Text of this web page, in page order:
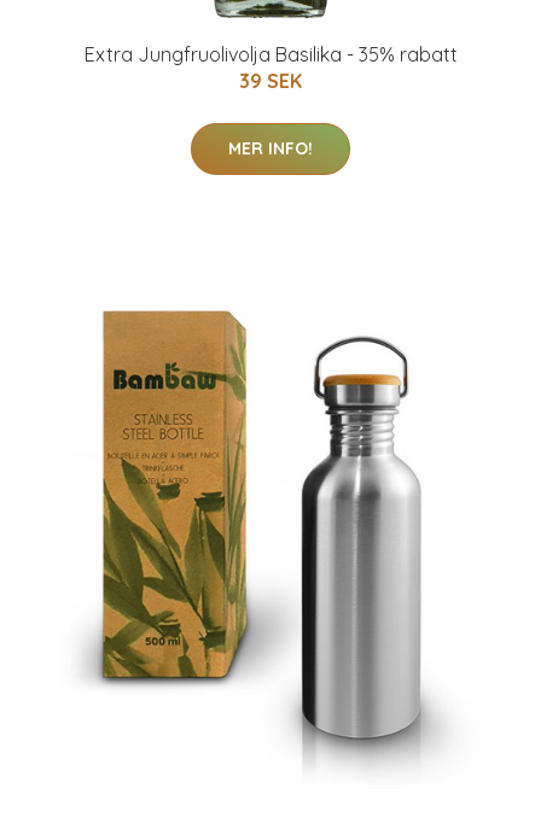
Extra Jungfruolivolja Basilika - 35% rabatt
39 SEK
MER INFO!